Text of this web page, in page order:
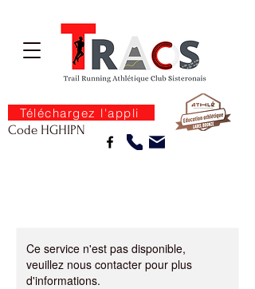
Téléchargez l'appli
Code HGHIPN
Ce service n'est pas disponible,
veuillez nous contacter pour plus
d'informations.